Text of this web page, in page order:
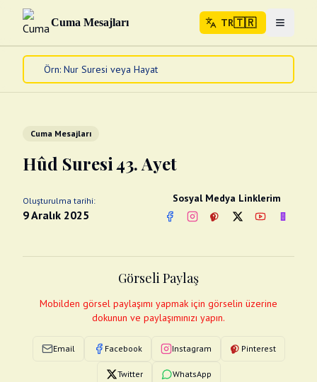
Cuma Mesajları TR🇹🇷 Menuyu
Ana Sayfa
Diğer
Abdest Videoları
Fotograflar
Cuma Mesajları
Hûd Suresi 43. Ayet
Oluşturulma tarihi:
9 Aralık 2025
Sosyal Medya Linklerim
FacebookInstagram
PinterestTwitterYouTube
Görseli Paylaş
Mobilden görsel paylaşımı yapmak için görselin üzerine
dokunun ve paylaşımınızı yapın.
Email Facebook Instagram Pinterest
Twitter WhatsApp